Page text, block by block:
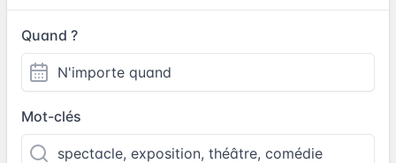
Quand ?
Mot-clés